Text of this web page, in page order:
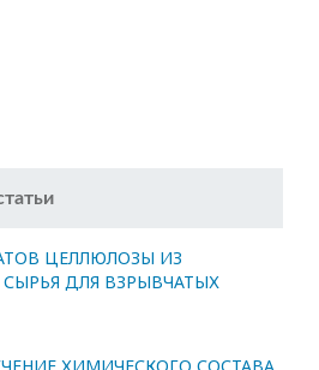
ЦЕЛЛЮЛОЗЫ ИЗ
ДЛЯ ВЗРЫВЧАТЫХ
ХИМИЧЕСКОГО СОСТАВА